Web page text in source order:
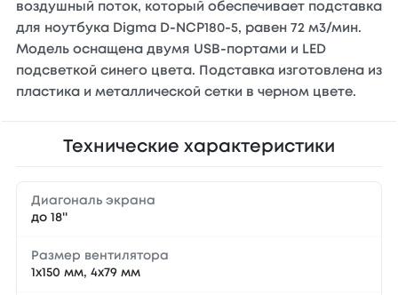
воздушный поток, который обеспечивает подставка
для ноутбука Digma D-NCP180-5, равен 72 м3/мин.
Модель оснащена двумя USB-портами и LED
подсветкой синего цвета. Подставка изготовлена из
пластика и металлической сетки в черном цвете.
Технические характеристики
Диагональ экрана
до 18''
Размер вентилятора
1x150 мм, 4x79 мм